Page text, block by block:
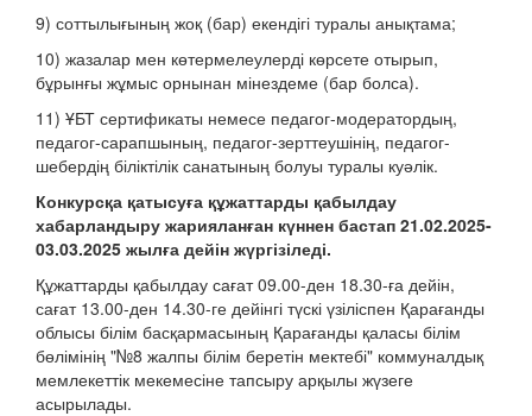
9) соттылығының жоқ (бар) екендігі туралы анықтама;
10) жазалар мен көтермелеулерді көрсете отырып,
бұрынғы жұмыс орнынан мінездеме (бар болса).
11) ҰБТ сертификаты немесе педагог-модератордың,
педагог-сарапшының, педагог-зерттеушінің, педагог-
шебердің біліктілік санатының болуы туралы куәлік.
Конкурсқа қатысуға құжаттарды қабылдау
хабарландыру жарияланған күннен бастап 21.02.2025-
03.03.2025 жылға дейін жүргізіледі.
Құжаттарды қабылдау сағат 09.00-ден 18.30-ға дейін,
сағат 13.00-ден 14.30-ге дейінгі түскі үзіліспен Қарағанды
облысы білім басқармасының Қарағанды қаласы білім
бөлімінің "№8 жалпы білім беретін мектебі" коммуналдық
мемлекеттік мекемесіне тапсыру арқылы жүзеге
асырылады.